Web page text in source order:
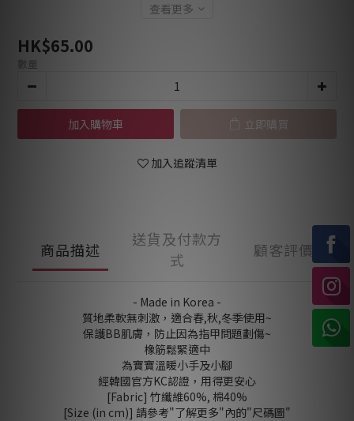
查看更多
HK$65.00
數量
加入購物車 立即購買
加入追蹤清單
商品描述
送貨及付款方
式
顧客評價
- Made in Korea -
質地柔軟無刺激，適合春,秋,冬季使用~
保護BB肌膚，防止因為指甲問題劃傷~
橡筋鬆緊適中
為寶寶溫暖小手及小腳
經韓國官方KC認證，用得更安心
[Fabric] 竹纖維60%, 棉40%
[Size (in cm)] 請參考"了解更多"內的"尺碼圖"